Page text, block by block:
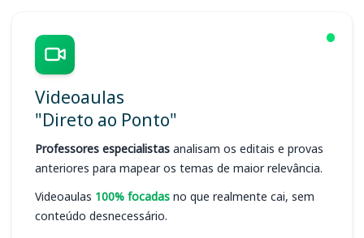
Videoaulas
"Direto ao Ponto"
Professores especialistas analisam os editais e provas
anteriores para mapear os temas de maior relevância.
Videoaulas 100% focadas no que realmente cai, sem
conteúdo desnecessário.